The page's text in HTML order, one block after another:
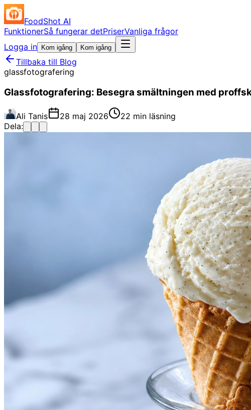
FoodShot AI
FunktionerSå fungerar detPriserVanliga frågor
Logga in
Kom igång Kom igång
Tillbaka till Blog
glassfotografering
Glassfotografering: Besegra smältningen med
Ali Tanis 28 maj 2026
22 min läsning
Dela: